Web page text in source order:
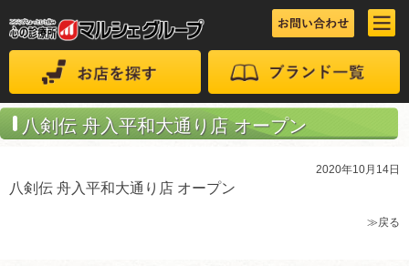
八剣伝 舟入平和大通り店 オープン
2020年10月14日
八剣伝 舟入平和大通り店 オープン
≫戻る